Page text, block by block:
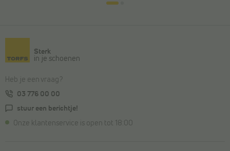
Sterk
in je schoenen
Heb je een vraag?
03 776 00 00
stuur een berichtje!
Onze klantenservice is open tot 18:00